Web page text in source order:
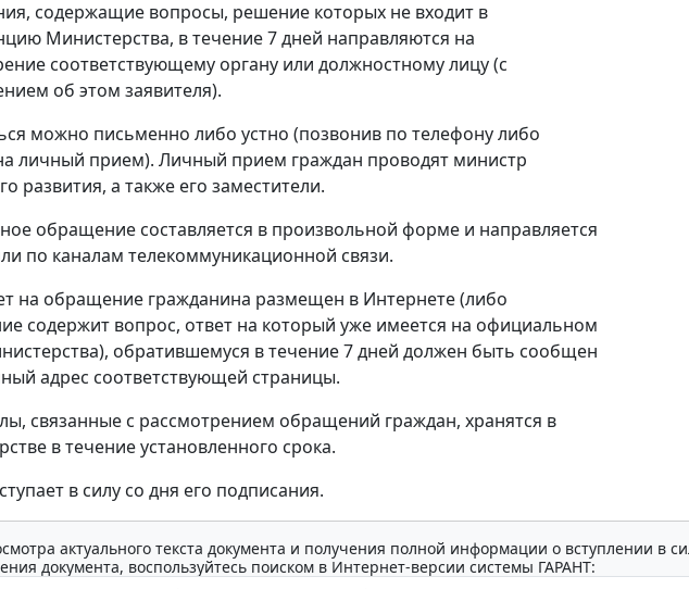
содержащие вопросы, решение которых не входит в
Министерства, в течение 7 дней направляются на
соответствующему органу или должностному лицу (с
об этом заявителя).
можно письменно либо устно (позвонив по телефону либо
личный прием). Личный прием граждан проводят министр
развития, а также его заместители.
обращение составляется в произвольной форме и направляется
по каналам телекоммуникационной связи.
на обращение гражданина размещен в Интернете (либо
содержит вопрос, ответ на который уже имеется на официальном
обратившемуся в течение 7 дней должен быть сообщен
адрес соответствующей страницы.
связанные с рассмотрением обращений граждан, хранятся в
в течение установленного срока.
в силу со дня его подписания.
актуального текста документа и получения полной информации о вступлении в
документа, воспользуйтесь поиском в Интернет-версии системы ГАРАНТ: